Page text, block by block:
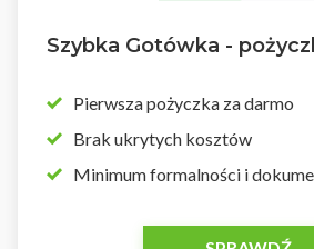
Szybka Gotówka -
Pierwsza pożyczka za darmo
Brak ukrytych kosztów
Minimum formalności i